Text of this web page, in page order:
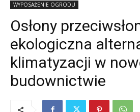
WYPOSAŻENIE OGRODU
Osłony
ekologiczna
klimatyzacji w
budownictwie